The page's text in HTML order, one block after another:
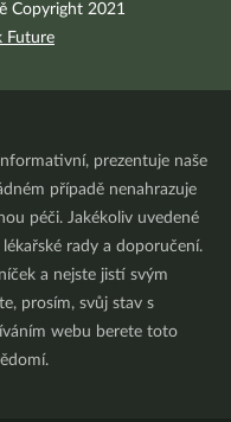
Copyright 2021
Future
prezentuje naše
případě nenahrazuje
péči. Jakékoliv uvedené
rady a doporučení.
a nejste jistí svým
prosím, svůj stav s
webu berete toto